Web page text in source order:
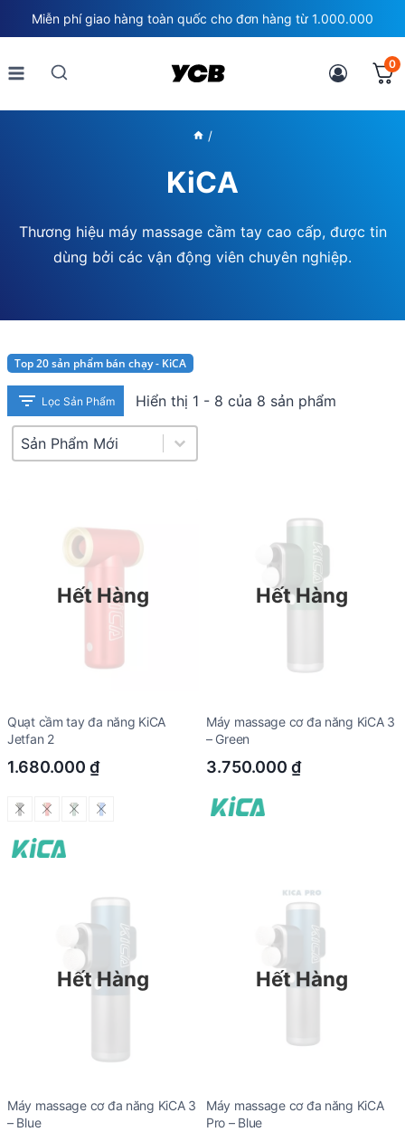
to
content
Miễn phí giao hàng toàn quốc cho đơn hàng từ 1.000.000
0
/
KiCA
Thương hiệu máy massage cầm tay cao cấp, được tin
dùng bởi các vận động viên chuyên nghiệp.
Top 20 sản phẩm bán chạy - KiCA
Lọc Sản Phẩm Hiển thị 1 - 8 của 8 sản phẩm
Product Sort
Sort content
Hết Hàng
Quạt cầm tay đa năng KiCA
Jetfan 2
1.680.000 ₫
Hết Hàng
Máy massage cơ đa năng KiCA 3
– Green
3.750.000 ₫
Hết Hàng
Máy massage cơ đa năng KiCA 3
– Blue
Hết Hàng
Máy massage cơ đa năng KiCA
Pro – Blue